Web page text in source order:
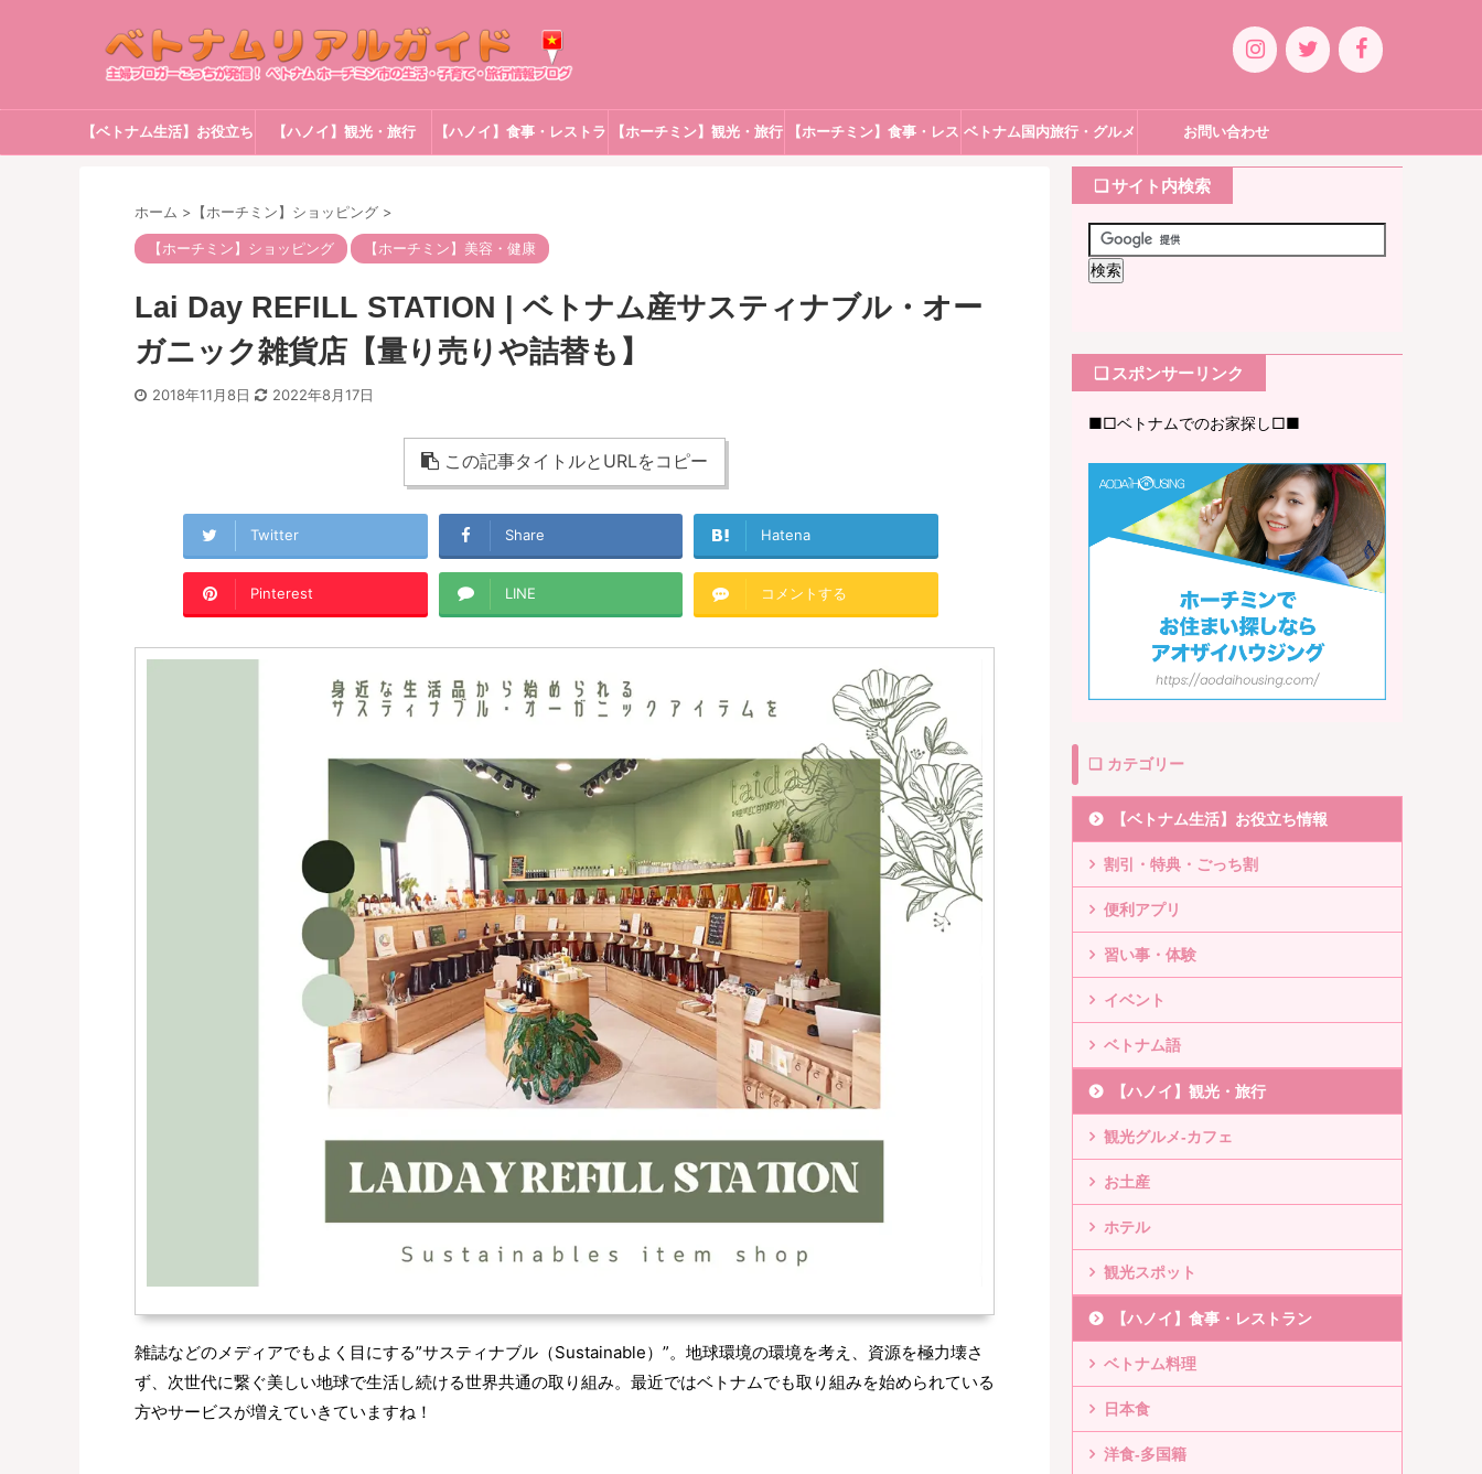
【ベトナム生活】お役立ち 【ハノイ】観光・旅行 【ハノイ】食事・レストラ 【ホーチミン】観光・旅行 【ホーチミン】食事・レス ベトナム国内旅行・グルメ お問い合わせ
ホーム > 【ホーチミン】ショッピング >
【ホーチミン】ショッピング 【ホーチミン】美容・健康
Lai Day REFILL STATION | ベトナム産サスティナブル・オー
ガニック雑貨店【量り売りや詰替も】
2018年11月8日 2022年8月17日
この記事タイトルとURLをコピー
Twitter Share Hatena
Pinterest LINE コメントする
雑誌などのメディアでもよく目にする”サスティナブル（Sustainable）”。地球環境の環境を考え、資源を極力壊さ
ず、次世代に繋ぐ美しい地球で生活し続ける世界共通の取り組み。最近ではベトナムでも取り組みを始められている
方やサービスが増えていきていますね！
❏ サイト内検索
❏ スポンサーリンク
■□ベトナムでのお家探し□■
❏ カテゴリー
【ベトナム生活】お役立ち情報
割引・特典・ごっち割
便利アプリ
習い事・体験
イベント
ベトナム語
【ハノイ】観光・旅行
観光グルメ-カフェ
お土産
ホテル
観光スポット
【ハノイ】食事・レストラン
ベトナム料理
日本食
洋食-多国籍